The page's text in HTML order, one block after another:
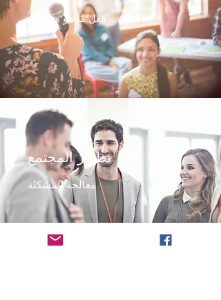
فعل ما هو مطلوب
تطوير المجتمع
معالجة المشكلة